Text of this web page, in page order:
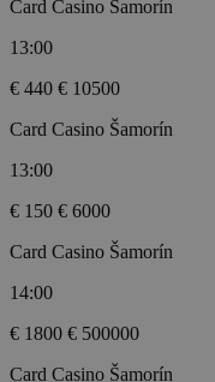
Card Casino Šamorín
13:00
€ 440 € 10500
Card Casino Šamorín
13:00
€ 150 € 6000
Card Casino Šamorín
14:00
€ 1800 € 500000
Card Casino Šamorín